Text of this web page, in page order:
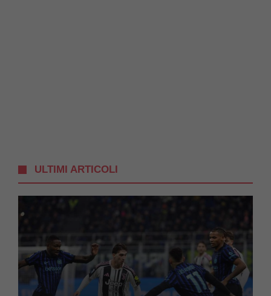
ULTIMI ARTICOLI